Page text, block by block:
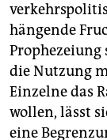
hängende
Prophezeiung
die Nutzung
Einzelne das
wollen, lässt
eine